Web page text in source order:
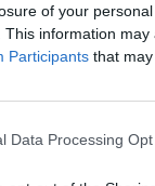
of your
This information
Participants that
Data Processing
από τη
για την
Συμβουλίου
Κώστα